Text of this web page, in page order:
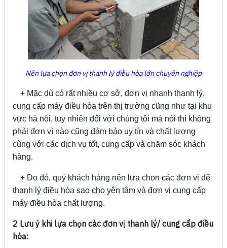
Nên lựa chọn đơn vị thanh lý điều hòa lớn chuyên nghiệp
+ Mặc dù có rất nhiều cơ sở, đơn vị nhanh thanh lý,
cung cấp máy điều hòa trên thị trường cũng như tại khu
vực hà nội, tuy nhiên đối với chúng tôi mà nói thì không
phải đơn vì nào cũng đảm bảo uy tín và chất lượng
cùng với các dịch vụ tốt, cung cấp và chăm sóc khách
hàng.
+ Do đó, quý khách hàng nên lựa chọn các đơn vị để
thanh lý điều hòa sao cho yên tâm và đơn vị cung cấp
máy điều hòa chất lượng.
2 Lưu ý khi lựa chọn các đơn vị thanh lý/ cung cấp điều
hòa: